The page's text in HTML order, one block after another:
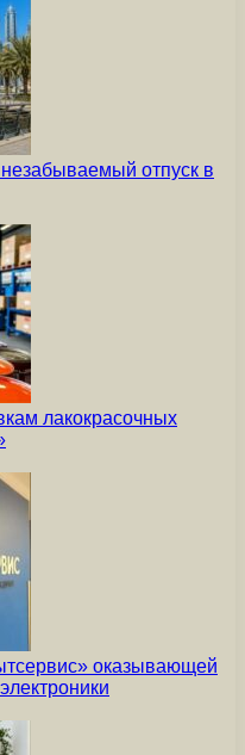
отпуск в
лакокрасочных
оказывающей